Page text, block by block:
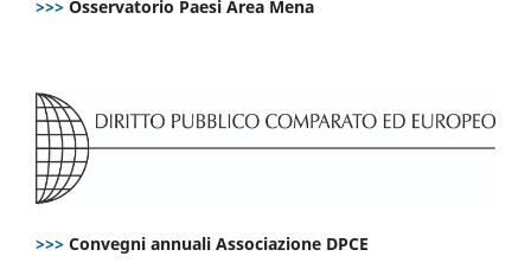
>>> Osservatorio Paesi Area Mena
>>> Convegni annuali Associazione DPCE